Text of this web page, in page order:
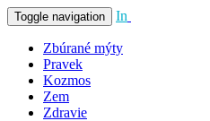
Toggle navigation In
Zbúrané mýty
Pravek
Kozmos
Zem
Zdravie